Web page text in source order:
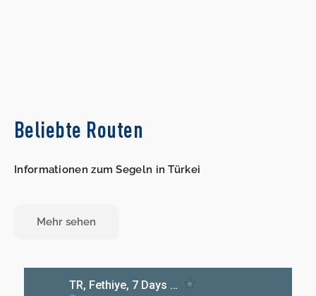
Beliebte Routen
Informationen zum Segeln in Türkei
Mehr sehen